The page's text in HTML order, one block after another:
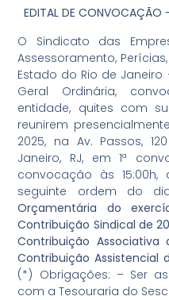
EDITAL DE CONVOCAÇÃO
O Sindicato das
Assessoramento,
Estado do Rio de Janeiro
Geral Ordinária,
entidade, quites com
reunirem
2025, na Av. Passos,
Janeiro, RJ, em 1ª
convocação às
seguinte ordem do
Orçamentária do
Contribuição Sindical de
Contribuição
Contribuição Assistencial
(*) Obrigações: – Ser
com a Tesouraria do